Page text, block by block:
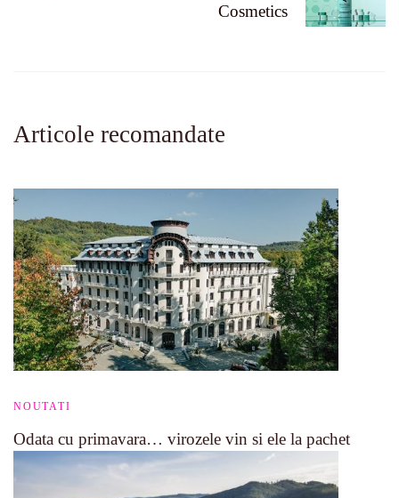
Cosmetics
Articole recomandate
NOUTATI
Odata cu primavara… virozele vin si ele la pachet